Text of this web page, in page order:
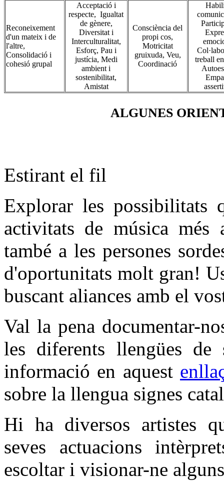
Reconeixement
d'un mateix i de
l'altre,
Consolidació i
cohesió grupal
Acceptació i
respecte, Igualtat
de gènere,
Diversitat i
Interculturalitat,
Esforç, Pau i
justícia, Medi
ambient i
sostenibilitat,
Amistat
Consciència del
propi cos,
Motricitat
gruixuda, Veu,
Coordinació
treball
ALGUNES
Estirant el fil
Explorar les possibilitats
activitats de música més
també a les persones
d'oportunitats molt gran!
buscant aliances amb el
Val la pena documentar-
les diferents llengües de
informació en aquest
sobre la llengua signes
Hi ha diversos artistes
seves actuacions
escoltar i visionar-ne